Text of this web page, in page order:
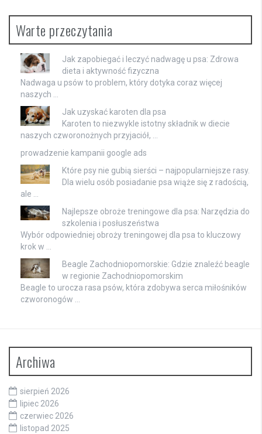
Warte przeczytania
Jak zapobiegać i leczyć nadwagę u psa: Zdrowa
dieta i aktywność fizyczna
Nadwaga u psów to problem, który dotyka coraz więcej
naszych …
Jak uzyskać karoten dla psa
Karoten to niezwykle istotny składnik w diecie
naszych czworonożnych przyjaciół, …
prowadzenie kampanii google ads
Które psy nie gubią sierści – najpopularniejsze rasy.
Dla wielu osób posiadanie psa wiąże się z radością,
ale …
Najlepsze obroże treningowe dla psa: Narzędzia do
szkolenia i posłuszeństwa
Wybór odpowiedniej obroży treningowej dla psa to kluczowy
krok w …
Beagle Zachodniopomorskie: Gdzie znaleźć beagle
w regionie Zachodniopomorskim
Beagle to urocza rasa psów, która zdobywa serca miłośników
czworonogów …
Archiwa
sierpień 2026
lipiec 2026
czerwiec 2026
listopad 2025